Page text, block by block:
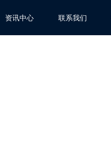
资讯中心 联系我们